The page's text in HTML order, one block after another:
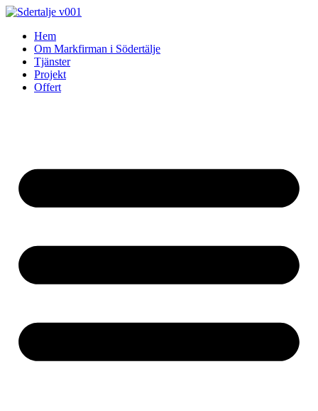
Skip
contentHem
Om Markfirman i Södertälje
Tjänster
Projekt
Offert